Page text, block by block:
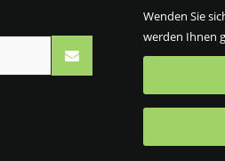
Wenden Sie
werden Ihnen